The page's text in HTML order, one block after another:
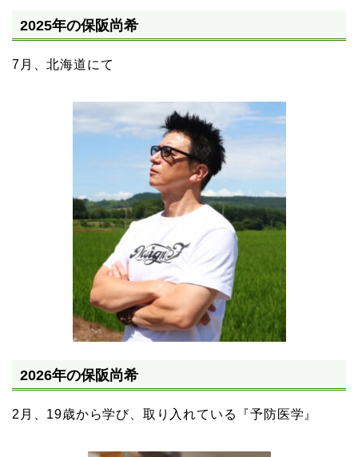
2025年の保阪尚希
7月、北海道にて
2026年の保阪尚希
2月、19歳から学び、取り入れている『予防医学』